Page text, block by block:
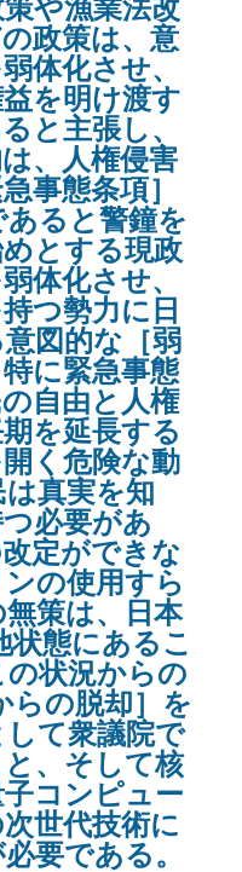
や漁業法改
政策は、意
体化させ、
を明け渡す
と主張し、
、人権侵害
事態条項］
ると警鐘を
とする現政
体化させ、
つ勢力に日
図的な［弱
に緊急事態
自由と人権
を延長する
開く危険な動
真実を知
必要があ
定ができな
の使用すら
策は、日本
状態にあるこ
状況からの
らの脱却］を
て衆議院で
、そして核
コンピュー
世代技術に
要である。